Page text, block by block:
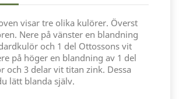
visar tre olika kulörer. Överst
Nere på vänster en blandning
och 1 del Ottossons vit
på höger en blandning av 1 del
och 3 delar vit titan zink. Dessa
lätt blanda själv.